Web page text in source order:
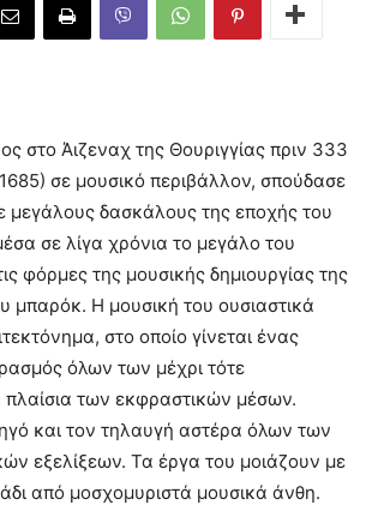
στο Άιζεναχ της Θουριγγίας πριν 333
σε μουσικό περιβάλλον, σπούδασε
μεγάλους δασκάλους της εποχής του
σε λίγα χρόνια το μεγάλο του
φόρμες της μουσικής δημιουργίας της
μπαρόκ. Η μουσική του ουσιαστικά
στο οποίο γίνεται ένας
όλων των μέχρι τότε
των εκφραστικών μέσων.
και τον τηλαυγή αστέρα όλων των
εξελίξεων. Τα έργα του μοιάζουν με
από μοσχομυριστά μουσικά άνθη.